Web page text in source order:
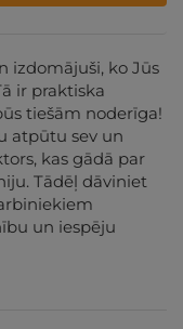
izdomājuši, ko Jūs
ir praktiska
tiešām noderīga!
atpūtu sev un
kas gādā par
Tādēļ dāviniet
un iespēju